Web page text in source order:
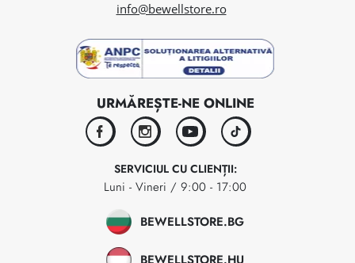
info@bewellstore.ro
URMĂREȘTE-NE ONLINE
facebookinstagramyoutubetiktok
SERVICIUL CU CLIENȚII:
Luni - Vineri / 9:00 - 17:00
BEWELLSTORE.BG